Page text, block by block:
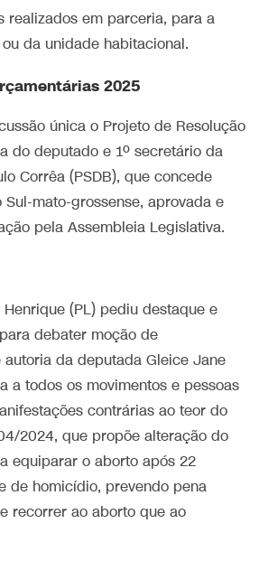
realizados em parceria, para a
da unidade habitacional.
2025
única o Projeto de Resolução
do deputado e 1º secretário da
Corrêa (PSDB), que concede
mato-grossense, aprovada e
pela Assembleia Legislativa.
(PL) pediu destaque e
debater moção de
da deputada Gleice Jane
a todos os movimentos e pessoas
contrárias ao teor do
2024, que propõe alteração do
equiparar o aborto após 22
de homicídio, prevendo pena
recorrer ao aborto que ao